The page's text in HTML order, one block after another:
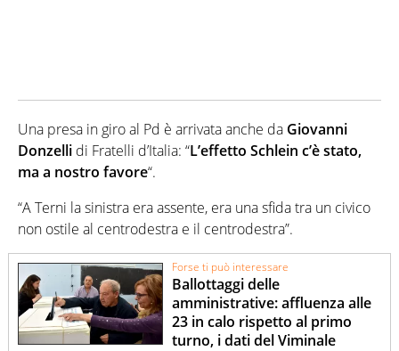
Una presa in giro al Pd è arrivata anche da Giovanni
Donzelli di Fratelli d’Italia: “L’effetto Schlein c’è stato,
ma a nostro favore“.
“A Terni la sinistra era assente, era una sfida tra un civico
non ostile al centrodestra e il centrodestra”.
Forse ti può interessare
Ballottaggi delle
amministrative: affluenza alle
23 in calo rispetto al primo
turno, i dati del Viminale